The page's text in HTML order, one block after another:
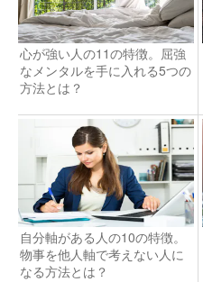
心が強い人の11の特徴。屈強
なメンタルを手に入れる5つの
方法とは？
自分軸がある人の10の特徴。
物事を他人軸で考えない人に
なる方法とは？